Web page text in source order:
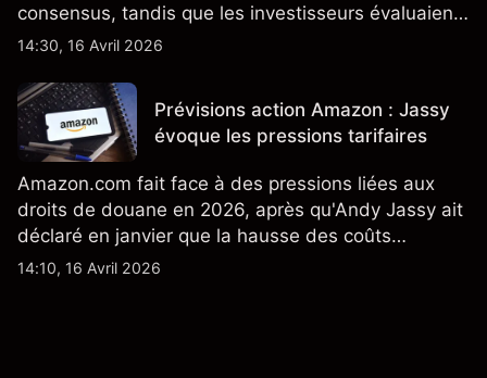
consensus, tandis que les investisseurs évaluaient
également la croissance des stocks et les projets
nouveau SUV. Découvrez les objectifs de cours
TSLA d'analystes tiers.
14:30, 16 Avril 2026
Prévisions action Amazon : Jassy
évoque les pressions tarifaires
Amazon.com fait face à des pressions liées aux
droits de douane en 2026, après qu'Andy Jassy ait
déclaré en janvier que la hausse des coûts
d'importation commençait à se répercuter sur
14:10, 16 Avril 2026